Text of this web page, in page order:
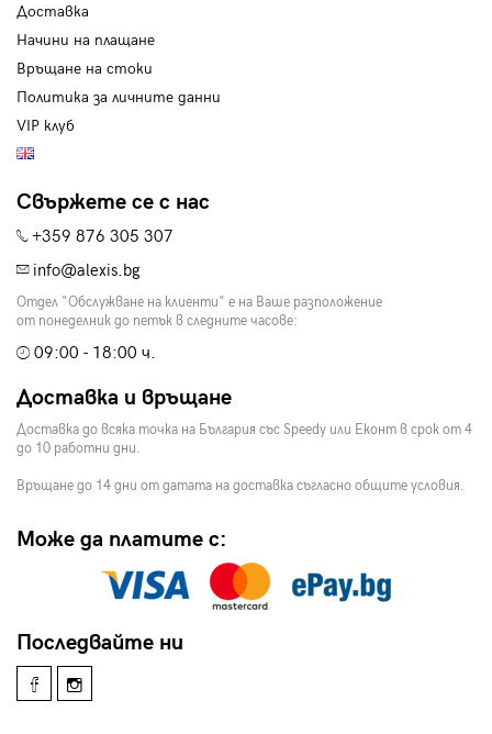
Доставка
Начини на плащане
Връщане на стоки
Политика за личните данни
VIP клуб
Свържете се с нас
+359 876 305 307
info@alexis.bg
Отдел "Обслужване на клиенти" е на Ваше разположение
от понеделник до петък в следните часове:
09:00 - 18:00 ч.
Доставка и връщане
Доставка до всяка точка на България със Speedy или Еконт в срок от 4
до 10 работни дни.
Връщане до 14 дни от датата на доставка съгласно общите условия.
Може да платите с:
Последвайте ни